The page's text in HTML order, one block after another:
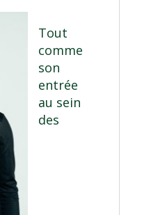
Tout
comme
son
entrée
au sein
des